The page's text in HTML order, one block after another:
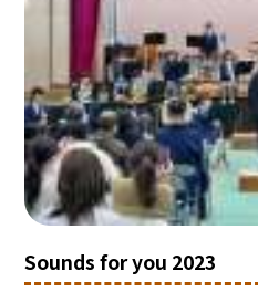
Sounds for you 2023